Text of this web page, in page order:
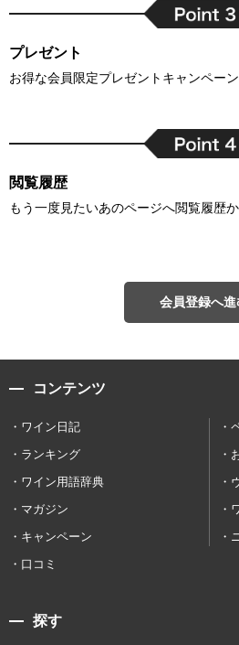
プレゼント
お得な会員限定プレゼントキャンペー
閲覧履歴
もう一度見たいあのページへ閲覧履歴
会員登録へ進
コンテンツ
ワイン日記
ランキング
ワイン用語辞典
マガジン
キャンペーン
口コミ
探す